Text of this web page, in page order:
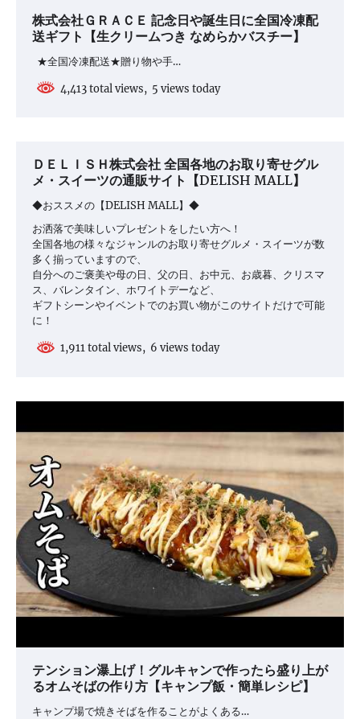
ン株式会社ＧＲＡＣＥ 記念日や誕生日に全国冷凍配
送ギフト【生クリームつき なめらかバスチー】
★全国冷凍配送★贈り物や手…
4,413 total views, 5 views today
ＤＥＬＩＳＨ株式会社 全国各地のお取り寄せグル
メ・スイーツの通販サイト【DELISH MALL】
◆おススメの【DELISH MALL】◆
お洒落で美味しいプレゼントをしたい方へ！
全国各地の様々なジャンルのお取り寄せグルメ・スイーツが数
多く揃っていますので、
自分へのご褒美や母の日、父の日、お中元、お歳暮、クリスマ
ス、バレンタイン、ホワイトデーなど、
ギフトシーンやイベントでのお買い物がこのサイトだけで可能
に！
1,911 total views, 6 views today
テンション瀑上げ！グルキャンで作ったら盛り上が
るオムそばの作り方【キャンプ飯・簡単レシピ】
キャンプ場で焼きそばを作ることがよくある…